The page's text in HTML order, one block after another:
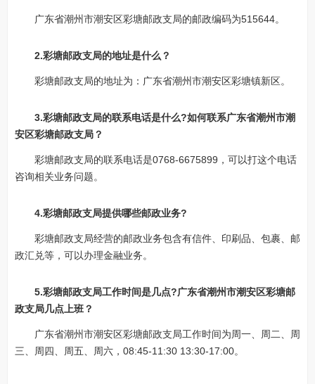
广东省潮州市潮安区彩塘邮政支局的邮政编码为515644。
2.彩塘邮政支局的地址是什么？
彩塘邮政支局的地址为：广东省潮州市潮安区彩塘镇新区。
3.彩塘邮政支局的联系电话是什么?如何联系广东省潮州市潮
安区彩塘邮政支局？
彩塘邮政支局的联系电话是0768-6675899，可以打这个电话
咨询相关业务问题。
4.彩塘邮政支局提供哪些邮政业务?
彩塘邮政支局经营的邮政业务包含有信件、印刷品、包裹、邮
政汇兑等，可以办理金融业务。
5.彩塘邮政支局工作时间是几点?广东省潮州市潮安区彩塘邮
政支局几点上班？
广东省潮州市潮安区彩塘邮政支局工作时间为周一、周二、周
三、周四、周五、周六，08:45-11:30 13:30-17:00。